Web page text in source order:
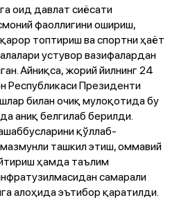
оид давлат сиёсати
фаоллигини ошириш,
топтириш ва спортни ҳаёт
устувор вазифалардан
Айниқса, жорий йилнинг 24
Республикаси Президенти
билан очиқ мулоқотида бу
аниқ белгилаб берилди.
қўллаб-
ташкил этиш, оммавий
ҳамда таълим
самарали
алоҳида эътибор қаратилди.